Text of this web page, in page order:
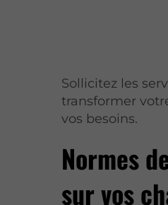
Sollicitez les
transformer
vos besoins.
Normes
sur vos